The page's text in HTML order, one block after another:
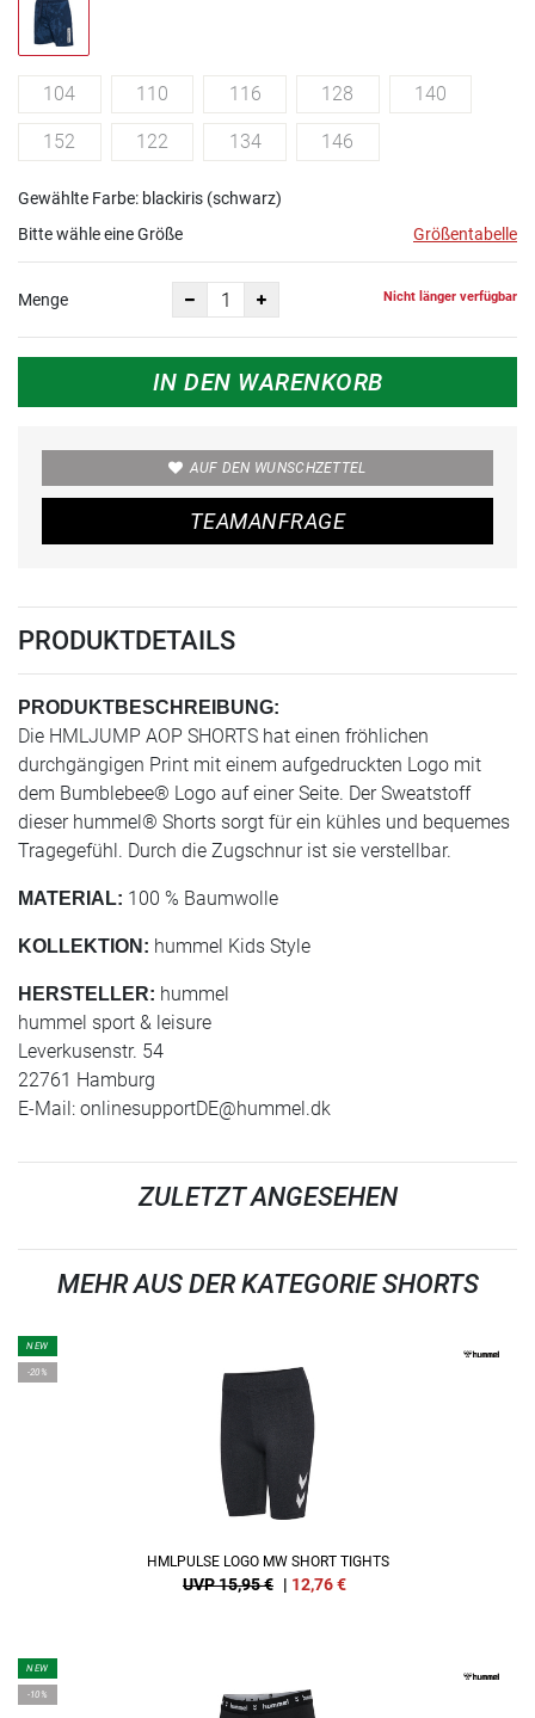
104 110 116 128 140
152 122 134 146
Gewählte Farbe: blackiris (schwarz)
Bitte wähle eine Größe
Größentabelle
Menge Nicht länger verfügbar
IN DEN WARENKORB
AUF DEN WUNSCHZETTEL
TEAMANFRAGE
PRODUKTDETAILS
PRODUKTBESCHREIBUNG:
Die HMLJUMP AOP SHORTS hat einen fröhlichen
durchgängigen Print mit einem aufgedruckten Logo mit
dem Bumblebee® Logo auf einer Seite. Der Sweatstoff
dieser hummel® Shorts sorgt für ein kühles und bequemes
Tragegefühl. Durch die Zugschnur ist sie verstellbar.
MATERIAL: 100 % Baumwolle
KOLLEKTION: hummel Kids Style
HERSTELLER: hummel
hummel sport & leisure
Leverkusenstr. 54
22761 Hamburg
E-Mail: onlinesupportDE@hummel.dk
ZULETZT ANGESEHEN
MEHR AUS DER KATEGORIE SHORTS
NEW
-20%
HMLPULSE LOGO MW SHORT TIGHTS
UVP 15,95 € | 12,76€
NEW
-10%